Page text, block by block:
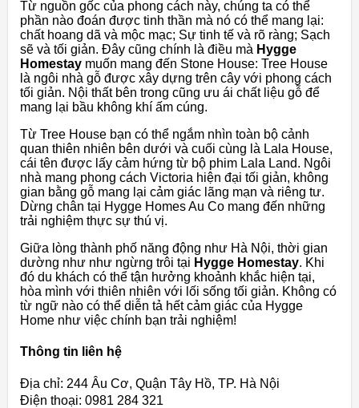
Từ nguồn gốc của phong cách này, chúng ta có thể
phần nào đoán được tinh thần mà nó có thể mang lại:
chất hoang dã và mộc mạc; Sự tinh tế và rõ ràng; Sạch
sẽ và tối giản. Đây cũng chính là điều mà Hygge
Homestay muốn mang đến Stone House: Tree House
là ngôi nhà gỗ được xây dựng trên cây với phong cách
tối giản. Nội thất bên trong cũng ưu ái chất liệu gỗ để
mang lại bầu không khí ấm cúng.
Từ Tree House bạn có thể ngắm nhìn toàn bộ cảnh
quan thiên nhiên bên dưới và cuối cùng là Lala House,
cái tên được lấy cảm hứng từ bộ phim Lala Land. Ngôi
nhà mang phong cách Victoria hiện đại tối giản, không
gian bằng gỗ mang lại cảm giác lãng mạn và riêng tư.
Dừng chân tại Hygge Homes Au Co mang đến những
trải nghiệm thực sự thú vị.
Giữa lòng thành phố năng động như Hà Nội, thời gian
dường như như ngừng trôi tại Hygge Homestay. Khi
đó du khách có thể tận hưởng khoảnh khắc hiện tại,
hòa mình với thiên nhiên với lối sống tối giản. Không có
từ ngữ nào có thể diễn tả hết cảm giác của Hygge
Home như việc chính bạn trải nghiệm!
Thông tin liên hệ
Địa chỉ: 244 Âu Cơ, Quận Tây Hồ, TP. Hà Nội
Điện thoại: 0981 284 321